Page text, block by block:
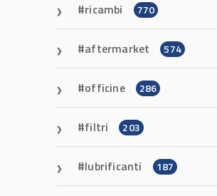
ricambi 770
aftermarket 574
officine 286
filtri 203
lubrificanti 187